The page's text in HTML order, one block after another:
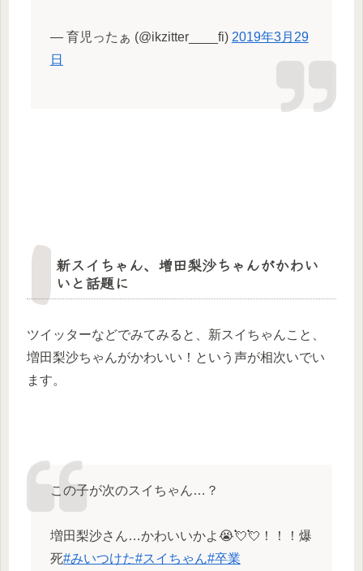
— 育児ったぁ (@ikzitter____fi) 2019年3月29
日
新スイちゃん、増田梨沙ちゃんがかわい
いと話題に
ツイッターなどでみてみると、新スイちゃんこと、
増田梨沙ちゃんがかわいい！という声が相次いでい
ます。
この子が次のスイちゃん…？
増田梨沙さん…かわいいかよ😭💘💘！！！爆
死#みいつけた#スイちゃん#卒業